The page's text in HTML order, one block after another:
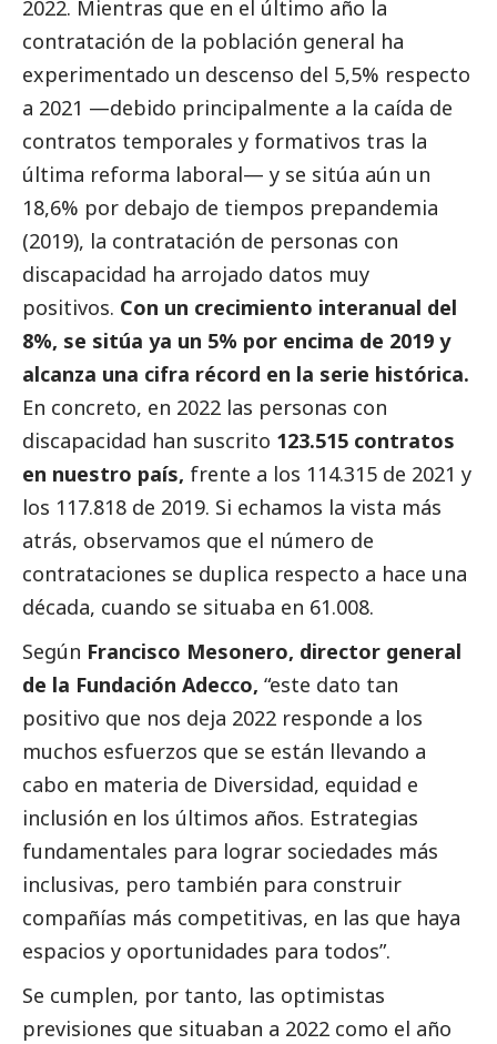
2022. Mientras que en el último año la
contratación de la población general ha
experimentado un descenso del 5,5% respecto
a 2021 —debido principalmente a la caída de
contratos temporales y formativos tras la
última reforma laboral— y se sitúa aún un
18,6% por debajo de tiempos prepandemia
(2019), la contratación de personas con
discapacidad ha arrojado datos muy
positivos. Con un crecimiento interanual del
8%, se sitúa ya un 5% por encima de 2019 y
alcanza una cifra récord en la serie histórica.
En concreto, en 2022 las personas con
discapacidad han suscrito 123.515 contratos
en nuestro país, frente a los 114.315 de 2021 y
los 117.818 de 2019. Si echamos la vista más
atrás, observamos que el número de
contrataciones se duplica respecto a hace una
década, cuando se situaba en 61.008.
Según Francisco Mesonero, director general
de la Fundación Adecco, “este dato tan
positivo que nos deja 2022 responde a los
muchos esfuerzos que se están llevando a
cabo en materia de Diversidad, equidad e
inclusión en los últimos años. Estrategias
fundamentales para lograr sociedades más
inclusivas, pero también para construir
compañías más competitivas, en las que haya
espacios y oportunidades para todos”.
Se cumplen, por tanto, las optimistas
previsiones que situaban a 2022 como el año